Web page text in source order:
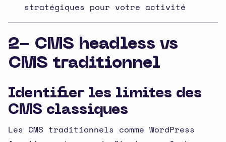
stratégiques pour votre activité
2- CMS headless vs
CMS traditionnel
Identifier les limites des
CMS classiques
Les CMS traditionnels comme WordPress